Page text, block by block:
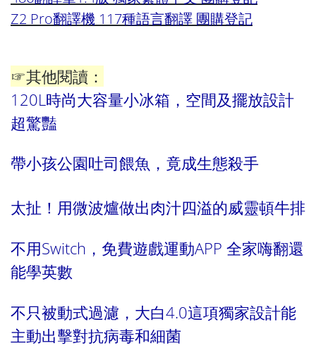
Z2 Pro翻譯機 117種語言翻譯 團購登記
☞其他閱讀：
120L時尚大容量小冰箱，空間及擺放設計
超驚豔
帶小孩公園吐司餵魚，竟成生態殺手
太扯！用微波爐做出肉汁四溢的威靈頓牛排
不用Switch，免費遊戲運動APP 全家嗨翻還
能學英數
不只被動式過濾，大白4.0這項獨家設計能
主動出擊對抗病毒和細菌